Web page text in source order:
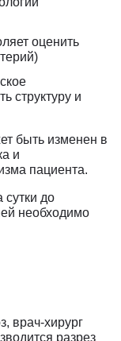
оценить
структуру и
быть изменен в
и
пациента.
до
необходимо
врач-хирург
разрез